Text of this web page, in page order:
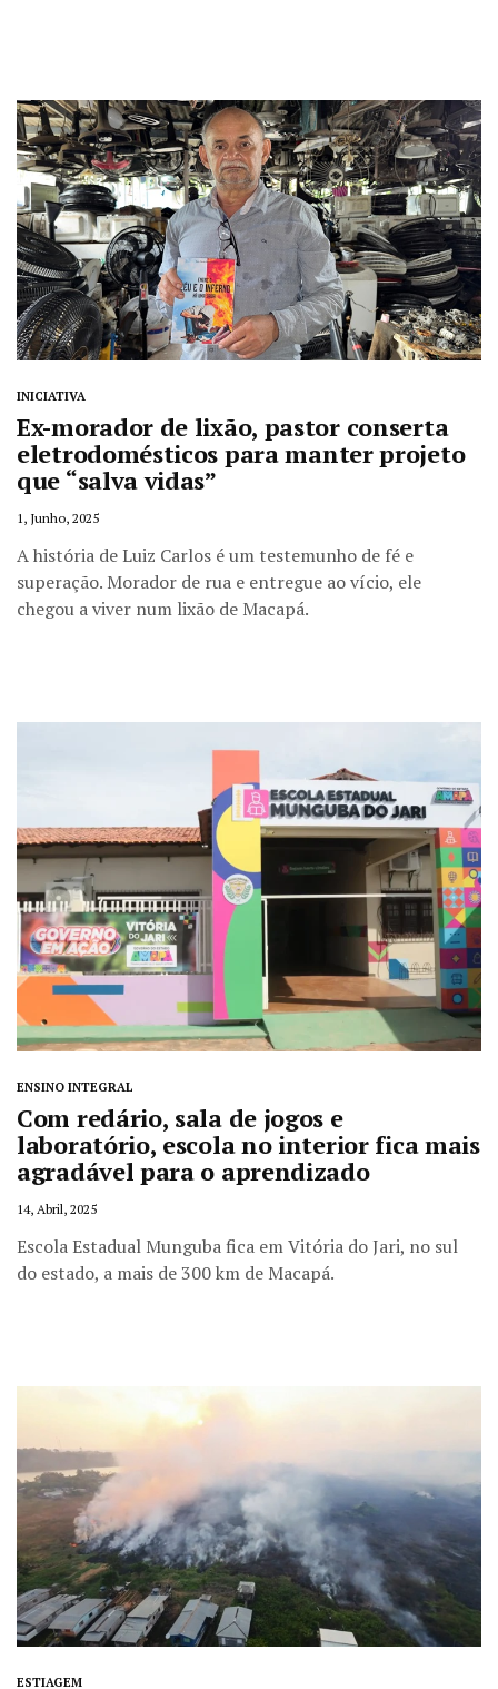
INICIATIVA
Ex-morador de lixão, pastor conserta
eletrodomésticos para manter projeto
que “salva vidas”
1, Junho, 2025
A história de Luiz Carlos é um testemunho de fé e
superação. Morador de rua e entregue ao vício, ele
chegou a viver num lixão de Macapá.
ENSINO INTEGRAL
Com redário, sala de jogos e
laboratório, escola no interior fica mais
agradável para o aprendizado
14, Abril, 2025
Escola Estadual Munguba fica em Vitória do Jari, no sul
do estado, a mais de 300 km de Macapá.
ESTIAGEM